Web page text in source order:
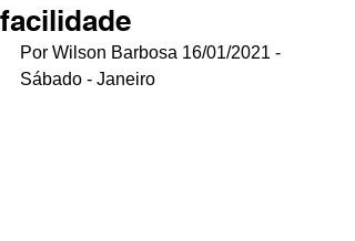
facilidade
Por Wilson Barbosa 16/01/2021 -
Sábado - Janeiro